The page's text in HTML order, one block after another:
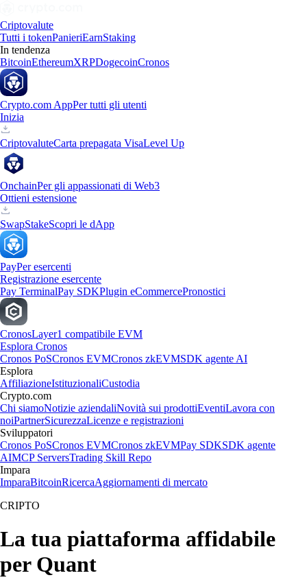
Criptovalute
Tutti i tokenPanieriEarnStaking
In tendenza
BitcoinEthereumXRPDogecoinCronos
Crypto.com AppPer tutti gli utenti
Inizia
CriptovaluteCarta prepagata VisaLevel Up
OnchainPer gli appassionati di Web3
Ottieni estensione
SwapStakeScopri le dApp
PayPer esercenti
Registrazione esercente
Pay TerminalPay SDKPlugin eCommercePronostici
CronosLayer1 compatibile EVM
Esplora Cronos
Cronos PoSCronos EVMCronos zkEVMSDK agente AI
Esplora
AffiliazioneIstituzionaliCustodia
Crypto.com
Chi siamoNotizie aziendaliNovità sui prodottiEventiLavora con
noiPartnerSicurezzaLicenze e registrazioni
Sviluppatori
Cronos PoSCronos EVMCronos zkEVMPay SDKSDK agente
AIMCP ServersTrading Skill Repo
Impara
ImparaBitcoinRicercaAggiornamenti di mercato
CRIPTO
La tua piattaforma affidabile
per Quant